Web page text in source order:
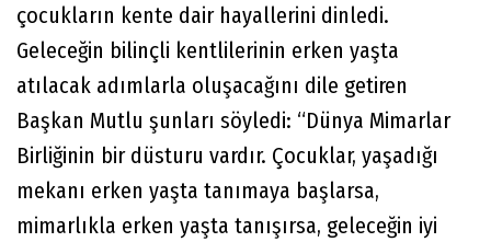
çocukların kente dair hayallerini dinledi.
Geleceğin bilinçli kentlilerinin erken yaşta
atılacak adımlarla oluşacağını dile getiren
Başkan Mutlu şunları söyledi: “Dünya Mimarlar
Birliğinin bir düsturu vardır. Çocuklar, yaşadığı
mekanı erken yaşta tanımaya başlarsa,
mimarlıkla erken yaşta tanışırsa, geleceğin iyi